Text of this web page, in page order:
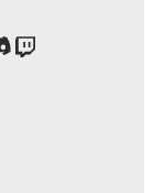
Twitch